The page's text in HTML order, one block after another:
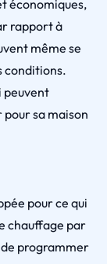
économiques,
rapport à
même se
conditions.
peuvent
pour sa maison
pour ce qui
chauffage par
de programmer